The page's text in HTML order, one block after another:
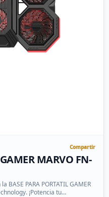
Compartir
MARVO FN-
PARA PORTATIL GAMER
¡Potencia tu